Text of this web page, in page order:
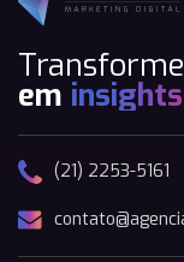
em
(21) 2253-5161